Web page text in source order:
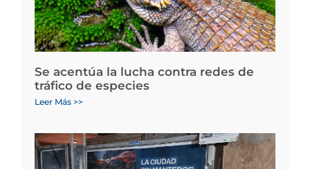
Se acentúa la lucha contra redes de
tráfico de especies
Leer Más >>